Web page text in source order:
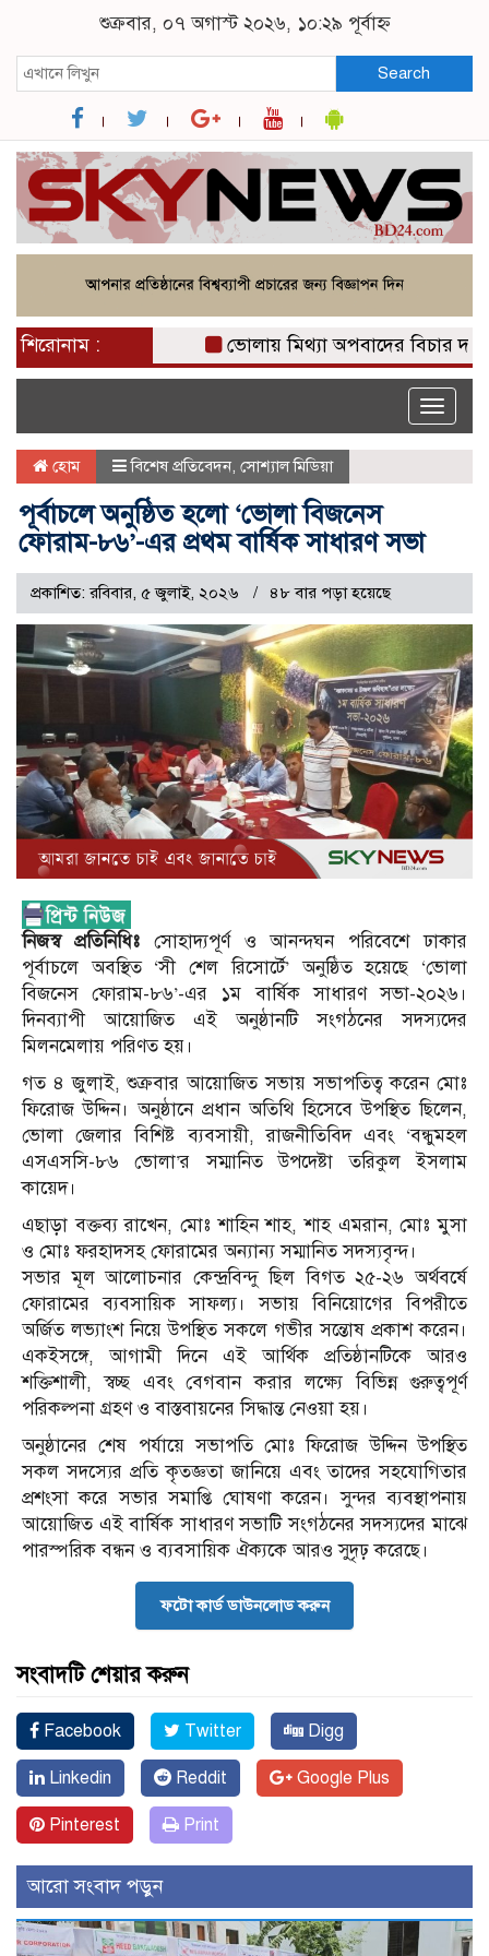
শুক্রবার, ০৭ অগাস্ট ২০২৬, ১০:২৯ পূর্বাহ্ন
Search
শিরোনাম : ভোলায় মিথ্যা অপবাদের বিচার
Toggle
হোম বিশেষ প্রতিবেদন, সোশ্যাল মিডিয়া
পূর্বাচলে অনুষ্ঠিত হলো ‘ভোলা বিজনেস
ফোরাম-৮৬’-এর প্রথম বার্ষিক সাধারণ সভা
প্রকাশিত: রবিবার, ৫ জুলাই, ২০২৬ ৪৮ বার পড়া হয়েছে
নিজস্ব প্রতিনিধিঃ সোহাদ্যপূর্ণ ও আনন্দঘন পরিবেশে ঢাকার
পূর্বাচলে অবস্থিত ‘সী শেল রিসোর্টে’ অনুষ্ঠিত হয়েছে ‘ভোলা
বিজনেস ফোরাম-৮৬’-এর ১ম বার্ষিক সাধারণ সভা-২০২৬।
দিনব্যাপী আয়োজিত এই অনুষ্ঠানটি সংগঠনের সদস্যদের
মিলনমেলায় পরিণত হয়।
​গত ৪ জুলাই, শুক্রবার আয়োজিত সভায় সভাপতিত্ব করেন মোঃ
ফিরোজ উদ্দিন। অনুষ্ঠানে প্রধান অতিথি হিসেবে উপস্থিত ছিলেন,
ভোলা জেলার বিশিষ্ট ব্যবসায়ী, রাজনীতিবিদ এবং ‘বন্ধুমহল
এসএসসি-৮৬ ভোলা’র সম্মানিত উপদেষ্টা তরিকুল ইসলাম
কায়েদ।
এছাড়া বক্তব্য রাখেন, মোঃ শাহিন শাহ, শাহ এমরান, মোঃ মুসা
ও মোঃ ফরহাদসহ ফোরামের অন্যান্য সম্মানিত সদস্যবৃন্দ।
​সভার মূল আলোচনার কেন্দ্রবিন্দু ছিল বিগত ২৫-২৬ অর্থবর্ষে
ফোরামের ব্যবসায়িক সাফল্য। সভায় বিনিয়োগের বিপরীতে
অর্জিত লভ্যাংশ নিয়ে উপস্থিত সকলে গভীর সন্তোষ প্রকাশ করেন।
একইসঙ্গে, আগামী দিনে এই আর্থিক প্রতিষ্ঠানটিকে আরও
শক্তিশালী, স্বচ্ছ এবং বেগবান করার লক্ষ্যে বিভিন্ন গুরুত্বপূর্ণ
পরিকল্পনা গ্রহণ ও বাস্তবায়নের সিদ্ধান্ত নেওয়া হয়।
​অনুষ্ঠানের শেষ পর্যায়ে সভাপতি মোঃ ফিরোজ উদ্দিন উপস্থিত
সকল সদস্যের প্রতি কৃতজ্ঞতা জানিয়ে এবং তাদের সহযোগিতার
প্রশংসা করে সভার সমাপ্তি ঘোষণা করেন। সুন্দর ব্যবস্থাপনায়
আয়োজিত এই বার্ষিক সাধারণ সভাটি সংগঠনের সদস্যদের মাঝে
পারস্পরিক বন্ধন ও ব্যবসায়িক ঐক্যকে আরও সুদৃঢ় করেছে।
ফটো কার্ড ডাউনলোড করুন
সংবাদটি শেয়ার করুন
Facebook Twitter Digg
Linkedin Reddit Google Plus
Pinterest Print
আরো সংবাদ পড়ুন